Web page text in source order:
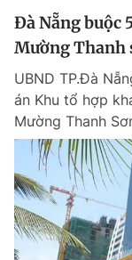
Đà Nẵng buộc
Mường Thanh
UBND TP.Đà
án Khu tổ hợp
Mường Thanh